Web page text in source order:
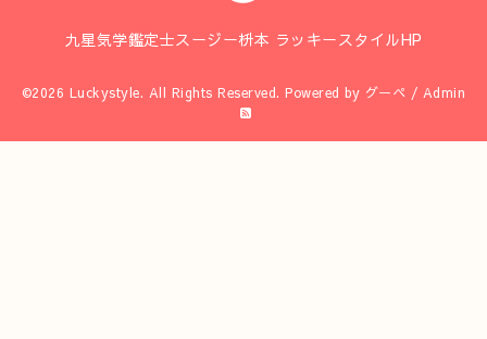
九星気学鑑定士スージー枡本 ラッキースタイルHP
©2026 Luckystyle. All Rights Reserved. Powered by グーペ / Admin